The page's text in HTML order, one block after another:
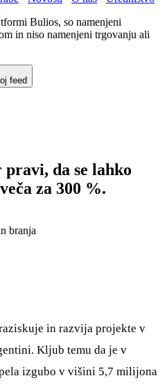
Bulios, so namenjeni
in niso namenjeni trgovanju ali
feed
da se lahko
za 300 %.
branja
in razvija projekte v
Kljub temu da je v
izgubo v višini 5,7 milijona